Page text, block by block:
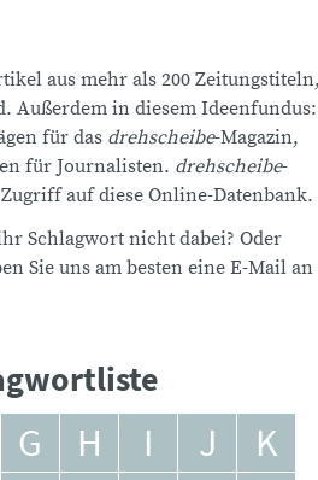
aus mehr als 200
Außerdem in diesem Ideenfundus:
für das drehscheibe-Magazin,
für Journalisten. drehscheibe-
auf diese Online-Datenbank.
Schlagwort nicht dabei? Oder
Sie uns am besten eine E-Mail an
G H I J
K